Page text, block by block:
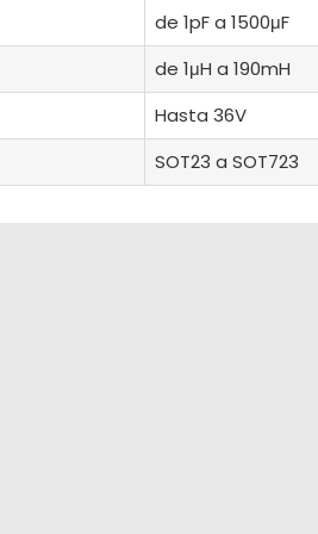
de 1pF a 1500μF
de 1μH a 190mH
Hasta 36V
SOT23 a SOT723